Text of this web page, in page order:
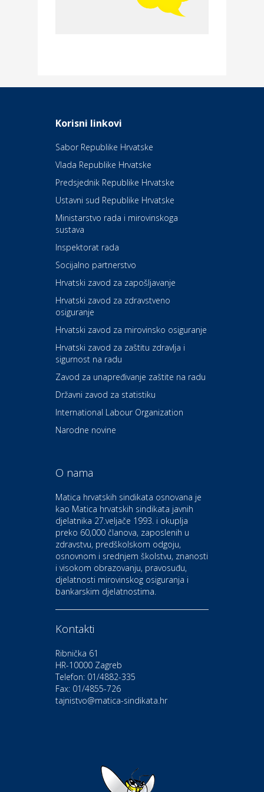
Daruvarske toplice – ljekovita
Kultura i edukacija
Kazalište Kerempuh
Kultura i edukacija
Kazalište ZKM
Auto-moto i tehnika
Zdravlje i osiguranje
Povoljnosti
Dental Sudar
Dom i dizajn
Euro-vrt – kosilice, motorne
Odmor
Bistrica
Auto-moto i tehnika
CIAK Auto d.o.o.
Kultura i edukacija
Kazalište Gavella
Moda i ljepota
Gastro
Hotel Bunčić Vrbovec
Izletište i vinotočje VINIA
Korisni linkovi
Sabor Republike Hrvatske
Vlada Republike Hrvatske
Predsjednik Republike Hrvatske
Ustavni sud Republike Hrvatske
Ministarstvo rada i mirovinskoga
sustava
Inspektorat rada
Socijalno partnerstvo
Hrvatski zavod za zapošljavanje
Hrvatski zavod za zdravstveno
osiguranje
Hrvatski zavod za mirovinsko osiguranje
Hrvatski zavod za zaštitu zdravlja i
sigurnost na radu
Zavod za unapređivanje zaštite na radu
Državni zavod za statistiku
International Labour Organization
Narodne novine
O nama
Matica hrvatskih sindikata osnovana je
kao Matica hrvatskih sindikata javnih
djelatnika 27.veljače 1993. i okuplja
preko 60,000 članova, zaposlenih u
zdravstvu, predškolskom odgoju,
osnovnom i srednjem školstvu, znanosti
i visokom obrazovanju, pravosuđu,
djelatnosti mirovinskog osiguranja i
bankarskim djelatnostima.
Kontakti
Ribnička 61
HR-10000 Zagreb
Telefon: 01/4882-335
Fax: 01/4855-726
tajnistvo@matica-sindikata.hr